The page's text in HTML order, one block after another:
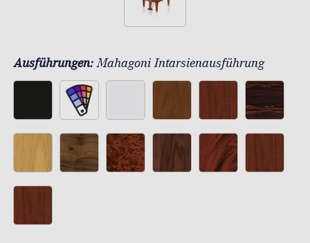
Ausführungen:Mahagoni Intarsienausführung